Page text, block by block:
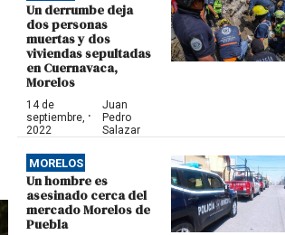
Un derrumbe deja
dos personas
muertas y dos
viviendas sepultadas
en Cuernavaca,
Morelos
14 de
septiembre,
2022
·
Juan
Pedro
Salazar
MORELOS
Un hombre es
asesinado cerca del
mercado Morelos de
Puebla